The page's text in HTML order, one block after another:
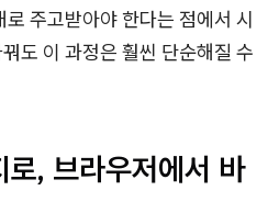
주고받아야 한다는 점에서 시
도 이 과정은 훨씬 단순해질 수
, 브라우저에서 바